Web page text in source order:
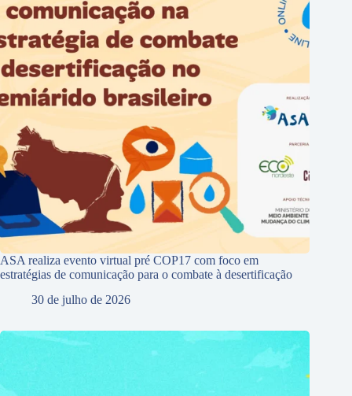
ASA realiza evento virtual pré COP17 com foco em
estratégias de comunicação para o combate à desertificação
30 de julho de 2026